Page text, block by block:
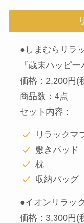
●しまむらリラ
『歳末ハッピー
価格：2,200円(
商品数：4点
セット内容：
リラックマ
敷きパッド
枕
収納バッグ
●イオンリラッ
価格：3,300円(